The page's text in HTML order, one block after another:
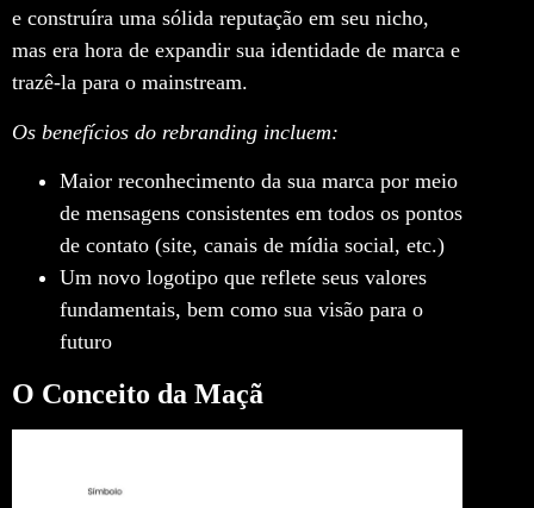
e construíra uma sólida reputação em seu nicho,
mas era hora de expandir sua identidade de marca e
trazê-la para o mainstream.
Os benefícios do rebranding incluem:
Maior reconhecimento da sua marca por meio
de mensagens consistentes em todos os pontos
de contato (site, canais de mídia social, etc.)
Um novo logotipo que reflete seus valores
fundamentais, bem como sua visão para o
futuro
O Conceito da Maçã